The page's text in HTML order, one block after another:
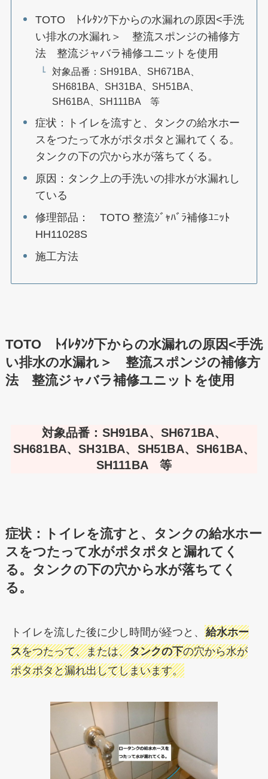
TOTO ﾄｲﾚﾀﾝｸ下からの水漏れの原因<手洗
い排水の水漏れ＞ 整流スポンジの補修方
法 整流ジャバラ補修ユニットを使用
対象品番：SH91BA、SH671BA、
SH681BA、SH31BA、SH51BA、
SH61BA、SH111BA 等
症状：トイレを流すと、タンクの給水ホー
スをつたって水がポタポタと漏れてくる。
タンクの下の穴から水が落ちてくる。
原因：タンク上の手洗いの排水が水漏れし
ている
修理部品： TOTO 整流ｼﾞｬﾊﾞﾗ補修ﾕﾆｯﾄ
HH11028S
施工方法
TOTO ﾄｲﾚﾀﾝｸ下からの水漏れの原因<手洗
い排水の水漏れ＞ 整流スポンジの補修方
法 整流ジャバラ補修ユニットを使用
対象品番：SH91BA、SH671BA、
SH681BA、SH31BA、SH51BA、SH61BA、
SH111BA 等
症状：トイレを流すと、タンクの給水ホー
スをつたって水がポタポタと漏れてく
る。タンクの下の穴から水が落ちてく
る。
トイレを流した後に少し時間が経つと、 給水ホー
スをつたって、または、タンクの下の穴から水が
ポタポタと漏れ出してしまいます。